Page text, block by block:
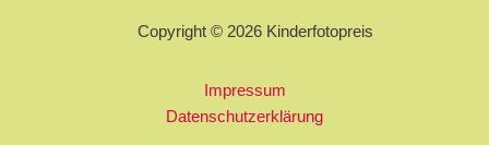
Copyright © 2026 Kinderfotopreis
Impressum
Datenschutzerklärung